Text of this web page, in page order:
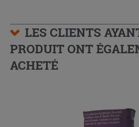
LES CLIENTS
PRODUIT ONT
ACHETÉ